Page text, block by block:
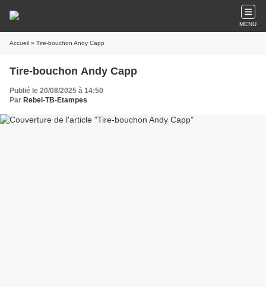
MENU
Accueil » Tire-bouchon Andy Capp
Tire-bouchon Andy Capp
Publié le 20/08/2025 à 14:50
Par Rebel-TB-Etampes